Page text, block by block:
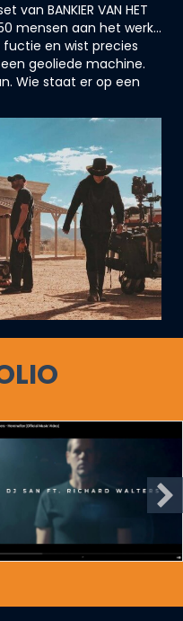
BANKIER VAN HET
mensen aan het werk...
fuctie en wist precies
geoliede machine.
Wie staat er op een